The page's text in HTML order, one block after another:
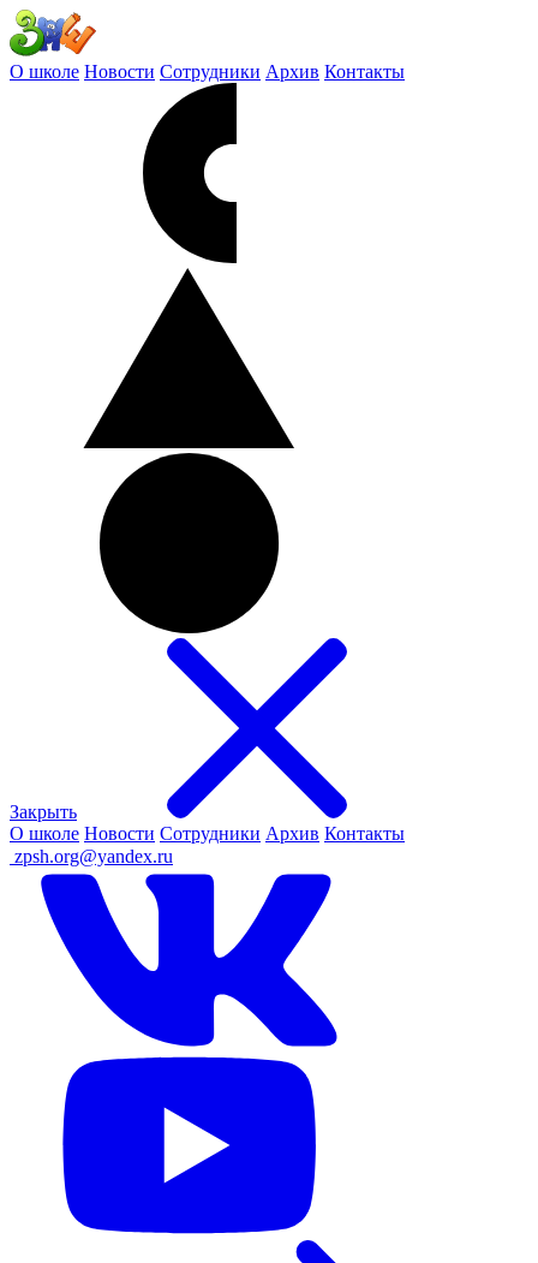
О школе Новости Сотрудники Архив Контакты
Закрыть
О школе Новости Сотрудники Архив Контакты
zpsh.org@yandex.ru